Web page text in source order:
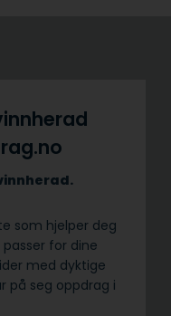
som hjelper deg
for dine
med dyktige
på seg oppdrag i